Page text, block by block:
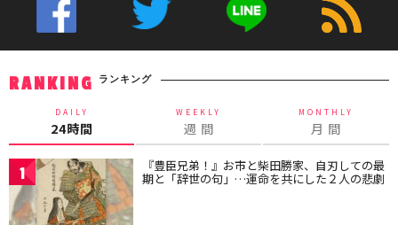
RANKING ランキング
DAILY
24時間
WEEKLY
週 間
MONTHLY
月 間
1 『豊臣兄弟！』お市と柴田勝家、自刃しての最
期と「辞世の句」…運命を共にした２人の悲劇